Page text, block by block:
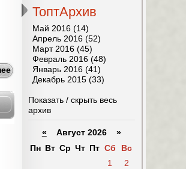
ТоптАрхив
Май 2016 (14)
Апрель 2016 (52)
Март 2016 (45)
Февраль 2016 (48)
Январь 2016 (41)
Декабрь 2015 (33)
Показать / скрыть весь
архив
« Август 2026 »
Пн
Вт Ср Чт Пт Сб
Вс
1
2